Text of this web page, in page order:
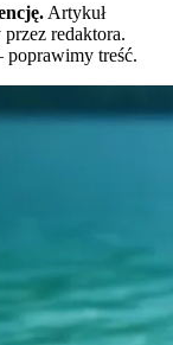
Artykuł
redaktora.
treść.